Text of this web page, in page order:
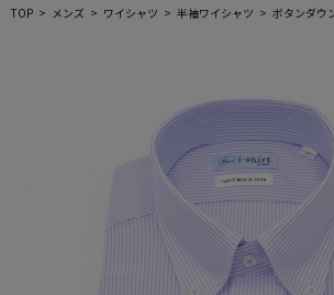
TOP メンズ ワイシャツ 半袖ワイシャツ ボタンダウ